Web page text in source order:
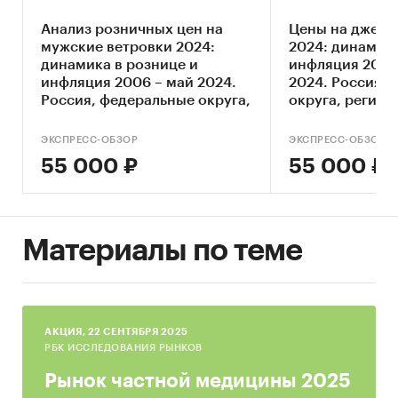
Оценить среднемесячные и среднегодовые
расходы потребителей на мужскую одежду
по отдельным видам одежды: верхняя
одежда, белье, пижамы, повседневная
потребительские настроения, выявить
стратегии экономии на мужской одежде
мужской одежды и соотношение между
ними, динамику изменения за последние 2
наиболее крупных розничных сетей
так и универсальных среди разных групп
Анализ розничных цен на
мужские ветровки 2024:
динамика в рознице и
инфляция 2006 – май 2024.
Россия, федеральные округа,
ЭКСПРЕСС-ОБЗОР
55 000 ₽
Цены на
2024:
инфляция
2024. Россия,
округа,
ЭКСПРЕСС-ОБЗОР
55 000 ₽
Материалы по теме
AКЦИЯ, 22 СЕНТЯБРЯ 2025
РБК ИССЛЕДОВАНИЯ РЫНКОВ
Рынок частной медицины 2025